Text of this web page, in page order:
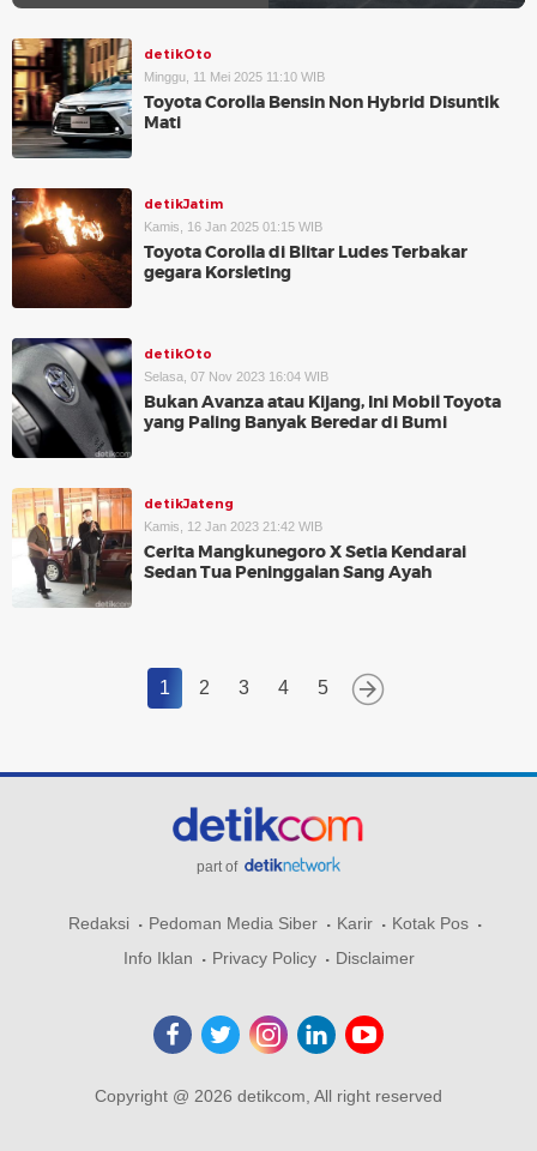
detikOto
Minggu, 11 Mei 2025 11:10 WIB
Toyota Corolla Bensin Non Hybrid Disuntik
Mati
detikJatim
Kamis, 16 Jan 2025 01:15 WIB
Toyota Corolla di Blitar Ludes Terbakar
gegara Korsleting
detikOto
Selasa, 07 Nov 2023 16:04 WIB
Bukan Avanza atau Kijang, Ini Mobil Toyota
yang Paling Banyak Beredar di Bumi
detikJateng
Kamis, 12 Jan 2023 21:42 WIB
Cerita Mangkunegoro X Setia Kendarai
Sedan Tua Peninggalan Sang Ayah
1 2 3 4 5
part of
Redaksi Pedoman Media Siber Karir
Kotak Pos
Info Iklan
Privacy Policy Disclaimer
Copyright @ 2026 detikcom, All right reserved